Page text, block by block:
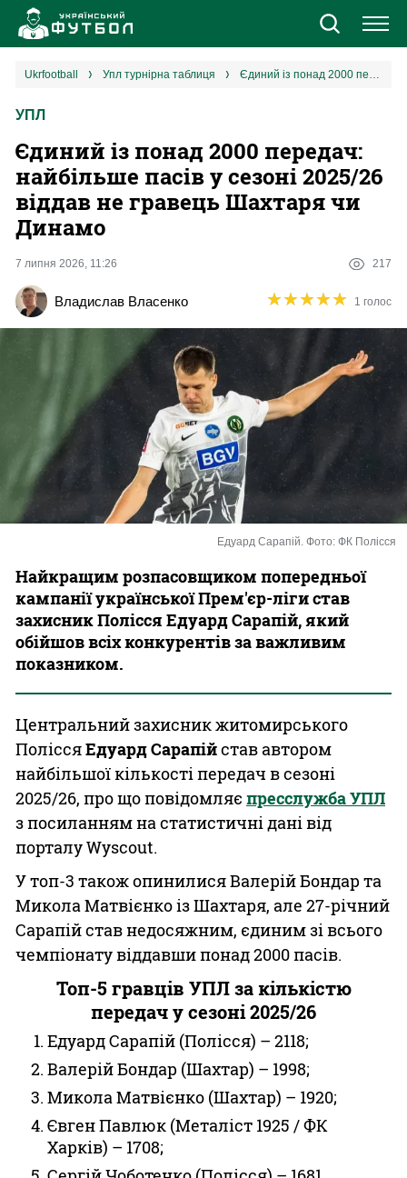
Новини
Єврокубки
УПЛ
2 ліга
Різне
Букмекери
Казино
ukrfootball упл турнірна таблиця Єдиний із понад 2000 передач: найбільше пасів у сезоні 2025/26 віддав не гравець Шахтаря чи Динамо
УПЛ
Єдиний із понад 2000 передач:
найбільше пасів у сезоні 2025/26
віддав не гравець Шахтаря чи
Динамо
7 липня 2026, 11:26 217
Владислав Власенко ★★★★★
★★★★★ 1 голос
Едуард Сарапій. Фото: ФК Полісся
Найкращим розпасовщиком попередньої
кампанії української Прем'єр-ліги став
захисник Полісся Едуард Сарапій, який
обійшов всіх конкурентів за важливим
показником.
Центральний захисник житомирського
ПоліссяЕдуард Сарапійстав автором
найбільшої кількості передач в сезоні
2025/26, про що повідомляє пресслужба УПЛ
з посиланням на статистичні дані від
порталу Wyscout.
У топ-3 також опинилися Валерій Бондар та
Микола Матвієнко із Шахтаря, але 27-річний
Сарапій став недосяжним, єдиним зі всього
чемпіонату віддавши понад 2000 пасів.
Топ-5 гравців УПЛ за кількістю
передач у сезоні 2025/26
Едуард Сарапій (Полісся) – 2118;
Валерій Бондар (Шахтар) – 1998;
Микола Матвієнко (Шахтар) – 1920;
Євген Павлюк (Металіст 1925 / ФК
Харків) – 1708;